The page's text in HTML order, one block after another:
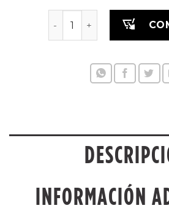
Soporte para cepillos y
INFORMACIÓN